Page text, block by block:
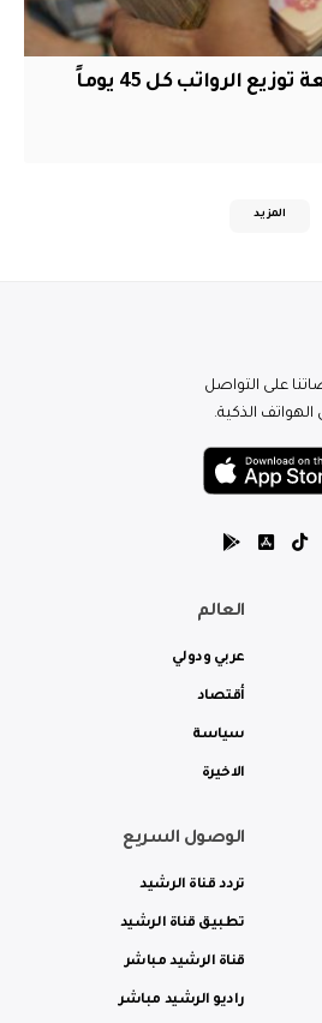
الرواتب كل 45 يوماً
المزيد
على التواصل
الذكية.
العالم
عربي ودولي
أقتصاد
سياسة
الاخيرة
الوصول السريع
تردد قناة الرشيد
تطبيق قناة الرشيد
قناة الرشيد مباشر
راديو الرشيد مباشر